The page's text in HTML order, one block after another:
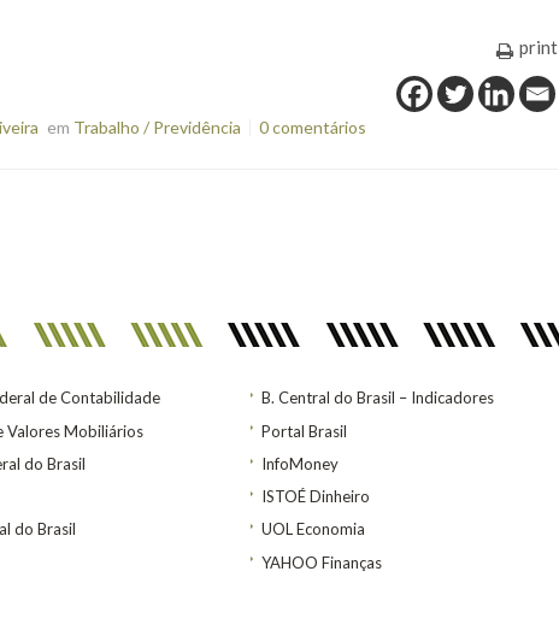
print
em Trabalho / Previdência 0 comentários
de Contabilidade
Valores Mobiliários
do Brasil
do Brasil
B. Central do Brasil – Indicadores
Portal Brasil
InfoMoney
ISTOÉ Dinheiro
UOL Economia
YAHOO Finanças